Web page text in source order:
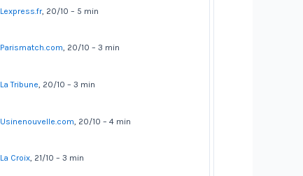
Lexpress.fr, 20/10 – 5 min
Parismatch.com, 20/10 – 3 min
La Tribune, 20/10 – 3 min
Usinenouvelle.com , 20/10 – 4 min
La Croix, 21/10 – 3 min